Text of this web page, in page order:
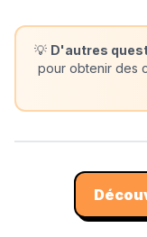
💡 D'autres
pour obtenir des